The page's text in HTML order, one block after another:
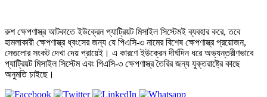
রুশ ক্ষেপণাস্ত্র আটকাতে ইউক্রেন প্যাট্রিয়ট মিসাইল সিস্টেমই ব্যবহার করে, তবে
হামলাকারী ক্ষেপণাস্ত্র ধ্বংসের জন্য যে পিএসি-৩ নামের বিশেষ ক্ষেপণাস্ত্র প্রয়োজন,
সেগুলোর সংকট দেখা দেয় প্রায়েই। এ কারণে ইউক্রেন দীর্ঘদিন ধরে অভ্যন্তরীণভাবে
প্যাট্রিয়ট মিসাইল সিস্টেম এবং পিএসি-৩ ক্ষেপণাস্ত্র তৈরির জন্য যুক্তরাষ্ট্রে কাছে
অনুমতি চাইছে।